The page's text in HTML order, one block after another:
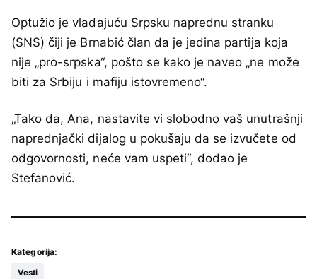
Optužio je vladajuću Srpsku naprednu stranku
(SNS) čiji je Brnabić član da je jedina partija koja
nije „pro-srpska“, pošto se kako je naveo „ne može
biti za Srbiju i mafiju istovremeno“.
„Tako da, Ana, nastavite vi slobodno vaš unutrašnji
naprednjački dijalog u pokušaju da se izvučete od
odgovornosti, neće vam uspeti“, dodao je
Stefanović.
Kategorija:
Vesti